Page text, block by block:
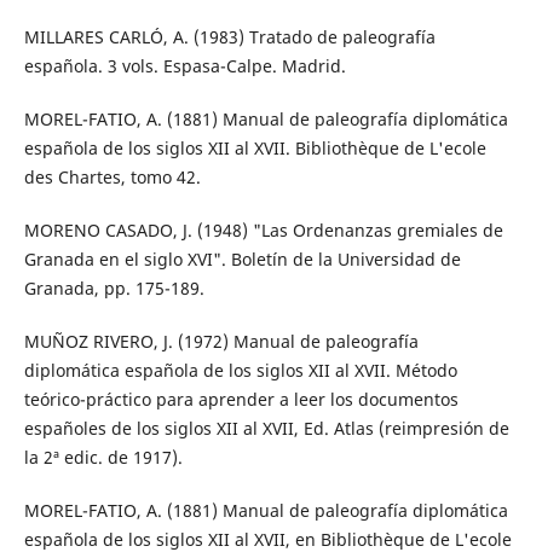
MILLARES CARLÓ, A. (1983) Tratado de paleografía
española. 3 vols. Espasa-Calpe. Madrid.
MOREL-FATIO, A. (1881) Manual de paleografía diplomática
española de los siglos XII al XVII. Bibliothèque de L'ecole
des Chartes, tomo 42.
MORENO CASADO, J. (1948) "Las Ordenanzas gremiales de
Granada en el siglo XVI". Boletín de la Universidad de
Granada, pp. 175-189.
MUÑOZ RIVERO, J. (1972) Manual de paleografía
diplomática española de los siglos XII al XVII. Método
teórico-práctico para aprender a leer los documentos
españoles de los siglos XII al XVII, Ed. Atlas (reimpresión de
la 2ª edic. de 1917).
MOREL-FATIO, A. (1881) Manual de paleografía diplomática
española de los siglos XII al XVII, en Bibliothèque de L'ecole